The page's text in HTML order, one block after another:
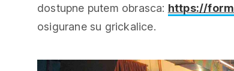
dostupne putem obrasca: https://
osigurane su grickalice.